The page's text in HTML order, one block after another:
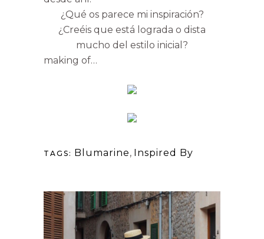
¿Qué os parece mi inspiración?
¿Creéis que está lograda o dista
mucho del estilo inicial?
making of…
TAGS: Blumarine, Inspired By